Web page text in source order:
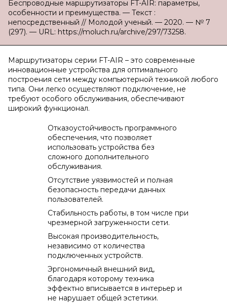
Беспроводные маршрутизаторы FT-AIR: параметры,
особенности и преимущества. — Текст :
непосредственный // Молодой ученый. — 2020. — № 7
(297). — URL: https://moluch.ru/archive/297/73258.
Маршрутизаторы серии FT-AIR – это современные
инновационные устройства для оптимального
построения сети между компьютерной техникой любого
типа. Они легко осуществляют подключение, не
требуют особого обслуживания, обеспечивают
широкий функционал.
Отказоустойчивость программного
обеспечения, что позволяет
использовать устройства без
сложного дополнительного
обслуживания.
Отсутствие уязвимостей и полная
безопасность передачи данных
пользователей.
Стабильность работы, в том числе при
чрезмерной загруженности сети.
Высокая производительность,
независимо от количества
подключенных устройств.
Эргономичный внешний вид,
благодаря которому техника
эффектно вписывается в интерьер и
не нарушает общей эстетики.